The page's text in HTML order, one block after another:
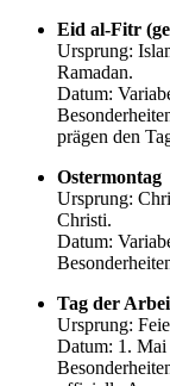
Eid al-Fitr
Ursprung:
Ramadan.
Datum:
prägen den
Ostermontag
Ursprung:
Christi.
Datum:
Tag der
Ursprung:
Datum: 1. Mai